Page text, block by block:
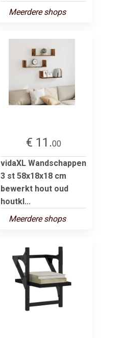
Meerdere shops
€ 11.00
vidaXL Wandschappen
3 st 58x18x18 cm
bewerkt hout oud
houtkl...
Meerdere shops